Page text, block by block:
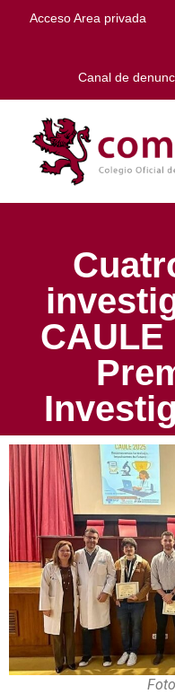
Acceso Area privada
Canal de